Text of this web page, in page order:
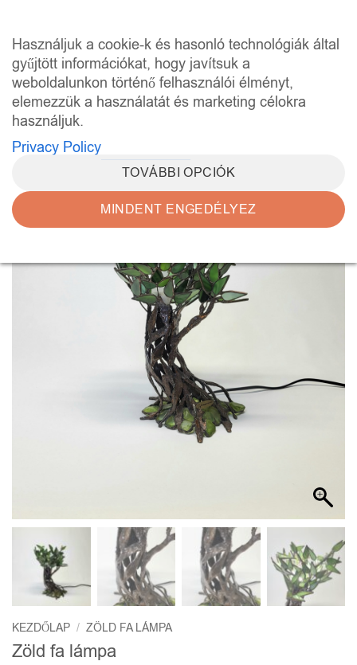
Használjuk a cookie-k és hasonló technológiák által
gyűjtött információkat, hogy javítsuk a
weboldalunkon történő felhasználói élményt,
elemezzük a használatát és marketing célokra
használjuk.
Privacy Policy
TOVÁBBI OPCIÓK
MINDENT ENGEDÉLYEZ
content
KEZDŐLAP / ZÖLD FA LÁMPA
Zöld fa lámpa